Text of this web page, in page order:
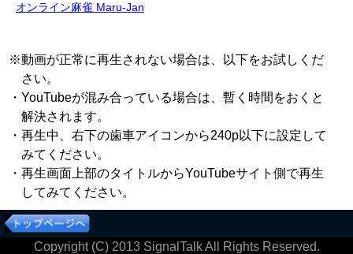
オンライン麻雀 Maru-Jan
※動画が正常に再生されない場合は、以下をお試しくだ
さい。
・YouTubeが混み合っている場合は、暫く時間をおくと
解決されます。
・再生中、右下の歯車アイコンから240p以下に設定して
みてください。
・再生画面上部のタイトルからYouTubeサイト側で再生
してみてください。
Copyright (C) 2013 SignalTalk All Rights Reserved.